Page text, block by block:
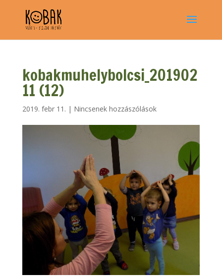
kobakmuhelybolcsi_201902
11 (12)
2019. febr 11. | Nincsenek hozzászólások